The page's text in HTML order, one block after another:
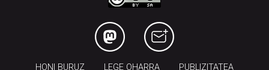
LEGE OHARRA
ARAUAK HARREMANETARAKO RSS